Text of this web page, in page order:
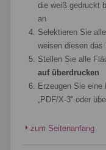
die weiß gedruckt
an
Selektieren Sie
weisen diesen das
Stellen Sie alle
auf überdrucken
Erzeugen Sie
„PDF/X-3“ oder
zum Seitenanfang